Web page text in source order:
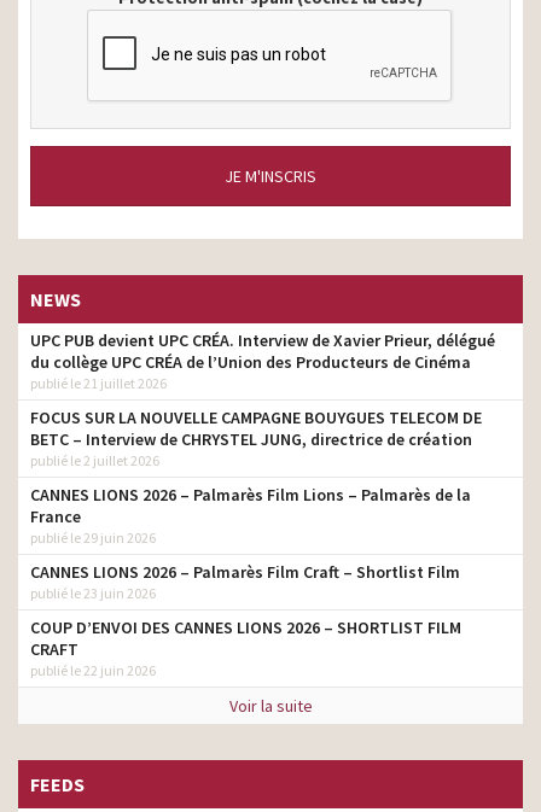
JE M'INSCRIS
NEWS
UPC PUB devient UPC CRÉA. Interview de Xavier Prieur, délégué
du collège UPC CRÉA de l’Union des Producteurs de Cinéma
publié le 21 juillet 2026
FOCUS SUR LA NOUVELLE CAMPAGNE BOUYGUES TELECOM DE
BETC – Interview de CHRYSTEL JUNG, directrice de création
publié le 2 juillet 2026
CANNES LIONS 2026 – Palmarès Film Lions – Palmarès de la
France
publié le 29 juin 2026
CANNES LIONS 2026 – Palmarès Film Craft – Shortlist Film
publié le 23 juin 2026
COUP D’ENVOI DES CANNES LIONS 2026 – SHORTLIST FILM
CRAFT
publié le 22 juin 2026
Voir la suite
FEEDS